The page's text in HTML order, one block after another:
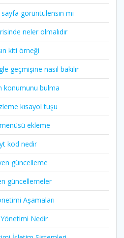
görüntülensin mı
neler olmalıdır
kiti örneği
geçmişine nasıl bakılır
konumunu bulma
kısayol tuşu
ekleme
kod nedir
güncelleme
güncellemeler
Aşamaları
Nedir